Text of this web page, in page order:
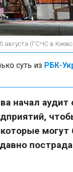
августа (ГСЧС в
суть из РБК-
начал аудит
могут